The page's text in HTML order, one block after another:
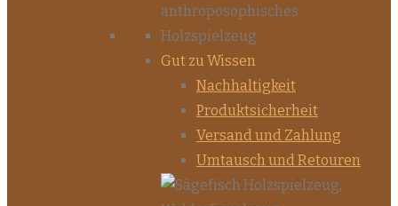
Gut zu Wissen
Nachhaltigkeit
Produktsicherheit
Versand und Zahlung
Umtausch und Retouren